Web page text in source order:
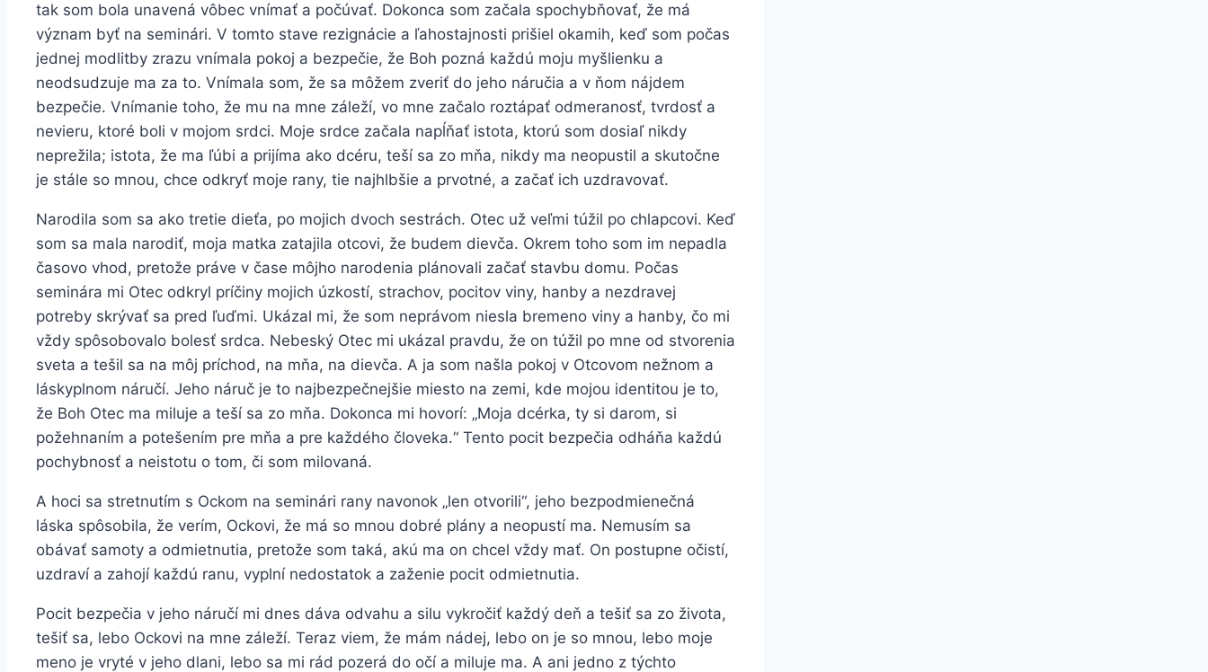
tak som bola unavená vôbec vnímať a počúvať. Dokonca som začala spochybňovať, že má
význam byť na seminári. V tomto stave rezignácie a ľahostajnosti prišiel okamih, keď som počas
jednej modlitby zrazu vnímala pokoj a bezpečie, že Boh pozná každú moju myšlienku a
neodsudzuje ma za to. Vnímala som, že sa môžem zveriť do jeho náručia a v ňom nájdem
bezpečie. Vnímanie toho, že mu na mne záleží, vo mne začalo roztápať odmeranosť, tvrdosť a
nevieru, ktoré boli v mojom srdci. Moje srdce začala napĺňať istota, ktorú som dosiaľ nikdy
neprežila; istota, že ma ľúbi a prijíma ako dcéru, teší sa zo mňa, nikdy ma neopustil a skutočne
je stále so mnou, chce odkryť moje rany, tie najhlbšie a prvotné, a začať ich uzdravovať.
Narodila som sa ako tretie dieťa, po mojich dvoch sestrách. Otec už veľmi túžil po chlapcovi. Keď
som sa mala narodiť, moja matka zatajila otcovi, že budem dievča. Okrem toho som im nepadla
časovo vhod, pretože práve v čase môjho narodenia plánovali začať stavbu domu. Počas
seminára mi Otec odkryl príčiny mojich úzkostí, strachov, pocitov viny, hanby a nezdravej
potreby skrývať sa pred ľuďmi. Ukázal mi, že som neprávom niesla bremeno viny a hanby, čo mi
vždy spôsobovalo bolesť srdca. Nebeský Otec mi ukázal pravdu, že on túžil po mne od stvorenia
sveta a tešil sa na môj príchod, na mňa, na dievča. A ja som našla pokoj v Otcovom nežnom a
láskyplnom náručí. Jeho náruč je to najbezpečnejšie miesto na zemi, kde mojou identitou je to,
že Boh Otec ma miluje a teší sa zo mňa. Dokonca mi hovorí: „Moja dcérka, ty si darom, si
požehnaním a potešením pre mňa a pre každého človeka.“ Tento pocit bezpečia odháňa každú
pochybnosť a neistotu o tom, či som milovaná.
A hoci sa stretnutím s Ockom na seminári rany navonok „len otvorili“, jeho bezpodmienečná
láska spôsobila, že verím, Ockovi, že má so mnou dobré plány a neopustí ma. Nemusím sa
obávať samoty a odmietnutia, pretože som taká, akú ma on chcel vždy mať. On postupne očistí,
uzdraví a zahojí každú ranu, vyplní nedostatok a zaženie pocit odmietnutia.
Pocit bezpečia v jeho náručí mi dnes dáva odvahu a silu vykročiť každý deň a tešiť sa zo života,
tešiť sa, lebo Ockovi na mne záleží. Teraz viem, že mám nádej, lebo on je so mnou, lebo moje
meno je vryté v jeho dlani, lebo sa mi rád pozerá do očí a miluje ma. A ani jedno z týchto